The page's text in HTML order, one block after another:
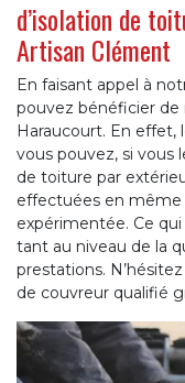
d’isolation de
Artisan Clément
En faisant appel à
pouvez bénéficier de
Haraucourt. En
vous pouvez, si vous
de toiture par
effectuées en
expérimentée. Ce
tant au niveau de la
prestations.
de couvreur qualifié